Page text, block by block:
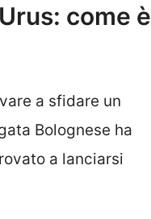
come è
a sfidare un
Bolognese ha
a lanciarsi